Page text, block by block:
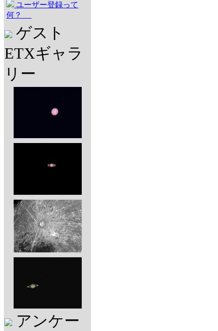
ユーザー登録って
何？
ゲスト
ETXギャラ
リー
アンケー